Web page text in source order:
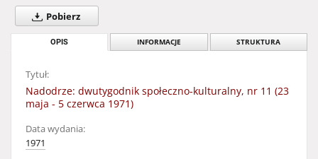
Pobierz
OPIS INFORMACJE STRUKTURA
Tytuł:
Nadodrze: dwutygodnik społeczno-kulturalny, nr 11 (23
maja - 5 czerwca 1971)
Data wydania:
1971